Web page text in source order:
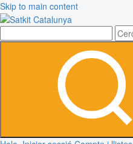
Skip to main content